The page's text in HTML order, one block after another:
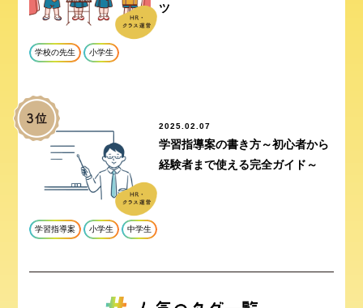
ツ
学校の先生 小学生
2025.02.07
学習指導案の書き方～初心者から
経験者まで使える完全ガイド～
学習指導案 小学生 中学生